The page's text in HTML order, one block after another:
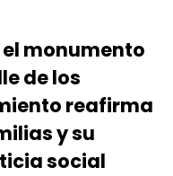
el monumento
de los
reafirma
y su
social